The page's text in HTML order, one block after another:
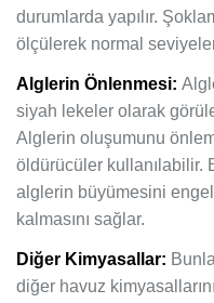
durumlarda yapılır.
ölçülerek normal
Alglerin Önlenmesi:
siyah lekeler olarak
Alglerin oluşumunu
öldürücüler kullanılabilir.
alglerin büyümesini
kalmasını sağlar.
Diğer Kimyasallar:
diğer havuz